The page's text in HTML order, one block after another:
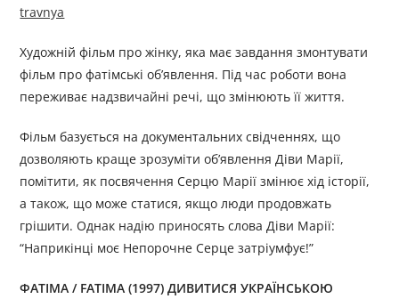
travnya
Художній фільм про жінку, яка має завдання змонтувати
фільм про фатімські об’явлення. Під час роботи вона
переживає надзвичайні речі, що змінюють її життя.
Фільм базується на документальних свідченнях, що
дозволяють краще зрозуміти об’явлення Діви Марії,
помітити, як посвячення Серцю Марії змінює хід історії,
а також, що може статися, якщо люди продовжать
грішити. Однак надію приносять слова Діви Марії:
“Наприкінці моє Непорочне Серце затріумфує!”
ФАТІМА / FATIMA (1997) ДИВИТИСЯ УКРАЇНСЬКОЮ